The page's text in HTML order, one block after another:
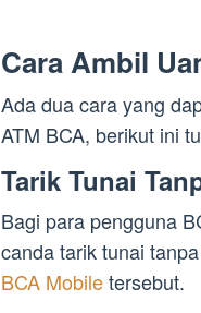
Cara Ambil
Ada dua cara yang
ATM BCA, berikut ini
Tarik Tunai
Bagi para pengguna
canda tarik tunai
BCA Mobiletersebut.